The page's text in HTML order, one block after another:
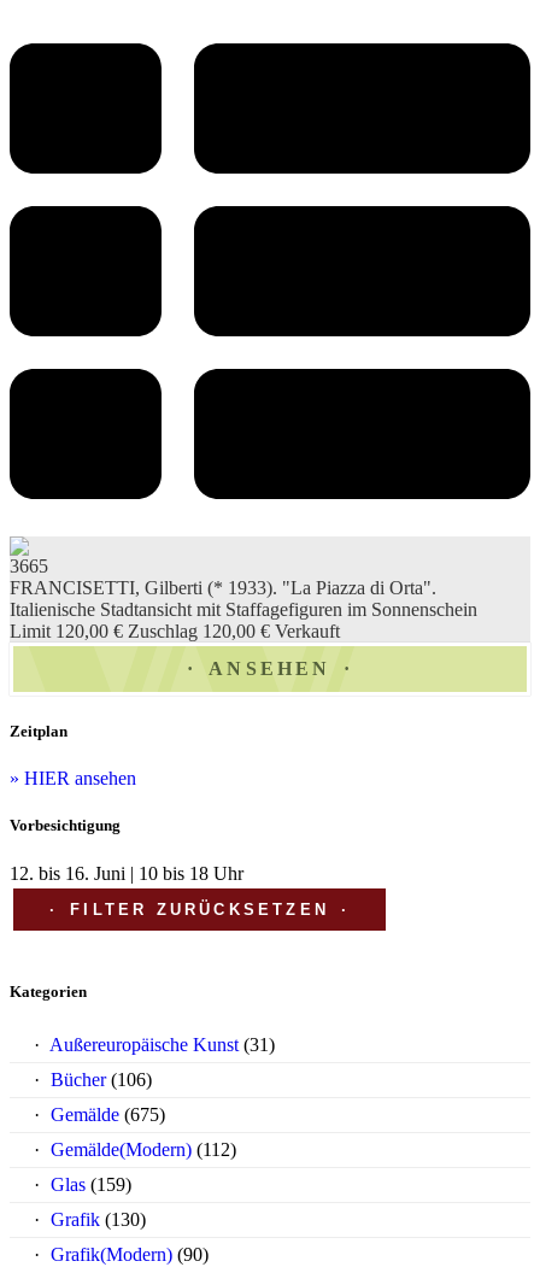
3665
FRANCISETTI, Gilberti (* 1933). "La Piazza di Orta".
Italienische Stadtansicht mit Staffagefiguren im Sonnenschein
Limit 120,00 € Zuschlag 120,00 € Verkauft
ANSEHEN
Zeitplan
» HIER ansehen
Vorbesichtigung
12. bis 16. Juni | 10 bis 18 Uhr
FILTER ZURÜCKSETZEN
Kategorien
Außereuropäische Kunst (31)
Bücher (106)
Gemälde (675)
Gemälde(Modern) (112)
Glas (159)
Grafik (130)
Grafik(Modern) (90)